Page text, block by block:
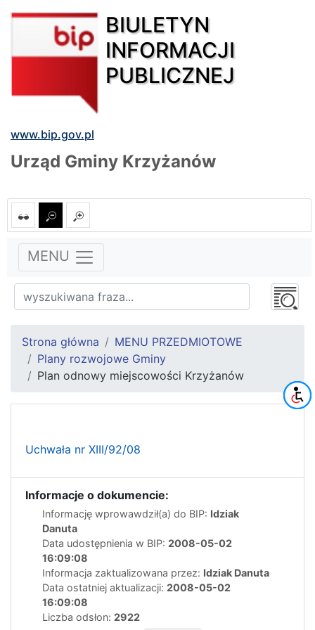
BIULETYN
INFORMACJI
PUBLICZNEJ
www.bip.gov.pl
Urząd Gminy Krzyżanów
MENU
Strona główna
MENU PRZEDMIOTOWE
Plany rozwojowe Gminy
Plan odnowy miejscowości Krzyżanów
Uchwała nr XIII/92/08
Informacje o dokumencie:
Informację wprowawdził(a) do BIP: Idziak
Danuta
Data udostępnienia w BIP: 2008-05-02
16:09:08
Informacja zaktualizowana przez: Idziak Danuta
Data ostatniej aktualizacji: 2008-05-02
16:09:08
Liczba odsłon: 2922